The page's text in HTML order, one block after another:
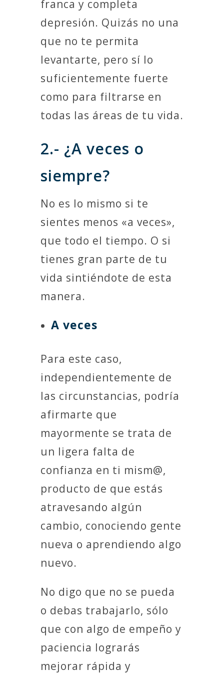
franca y completa
depresión. Quizás no una
que no te permita
levantarte, pero sí lo
suficientemente fuerte
como para filtrarse en
todas las áreas de tu vida.
2.- ¿A veces o
siempre?
No es lo mismo si te
sientes menos «a veces»,
que todo el tiempo. O si
tienes gran parte de tu
vida sintiéndote de esta
manera.
A veces
Para este caso,
independientemente de
las circunstancias, podría
afirmarte que
mayormente se trata de
un ligera falta de
confianza en ti mism@,
producto de que estás
atravesando algún
cambio, conociendo gente
nueva o aprendiendo algo
nuevo.
No digo que no se pueda
o debas trabajarlo, sólo
que con algo de empeño y
paciencia lograrás
mejorar rápida y